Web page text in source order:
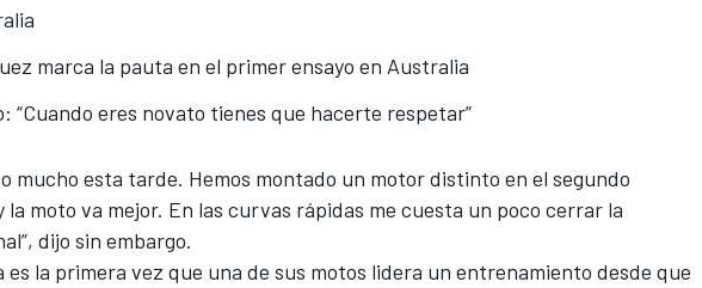
marca la pauta en el primer ensayo en Australia
“Cuando eres novato tienes que hacerte respetar”
mucho esta tarde. Hemos montado un motor distinto en el segundo
moto va mejor. En las curvas rápidas me cuesta un poco cerrar la
dijo sin embargo.
es la primera vez que una de sus motos lidera un entrenamiento desde que